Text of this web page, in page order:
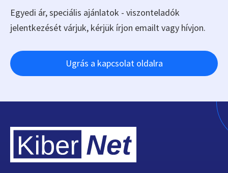
Egyedi ár, speciális ajánlatok - viszonteladók
jelentkezését várjuk, kérjük írjon emailt vagy hívjon.
Ugrás a kapcsolat oldalra